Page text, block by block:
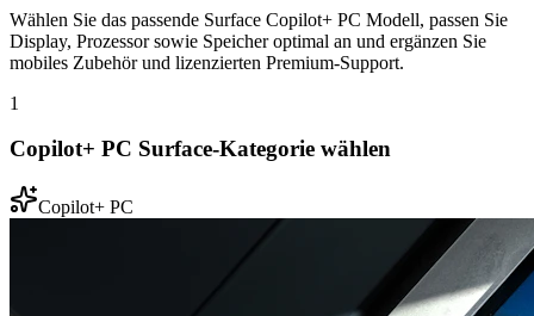
Wählen Sie das passende Surface Copilot+ PC Modell, passen Sie
Display, Prozessor sowie Speicher optimal an und ergänzen Sie
mobiles Zubehör und lizenzierten Premium-Support.
1
Copilot+ PC Surface-Kategorie wählen
Copilot+ PC